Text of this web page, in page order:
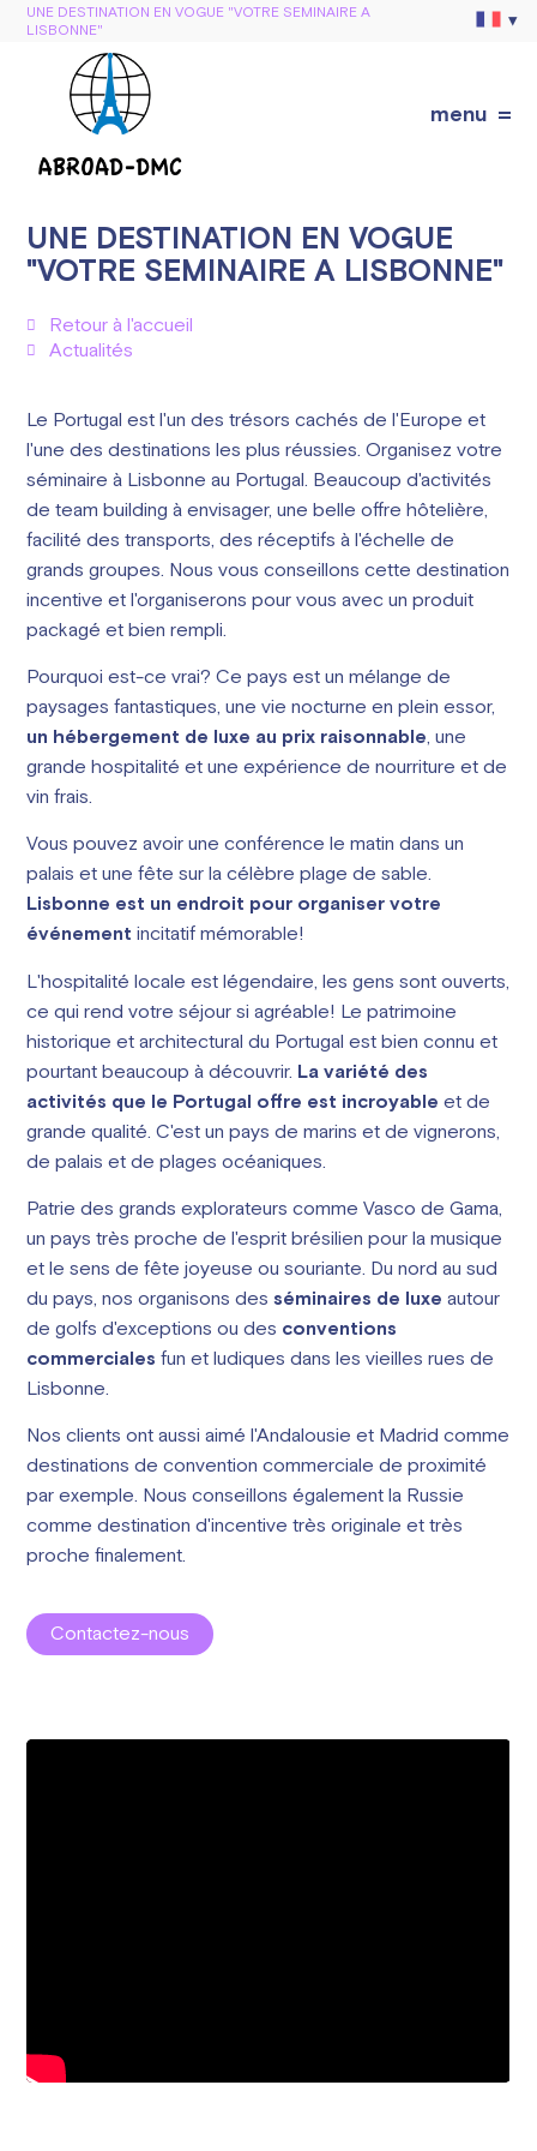
UNE DESTINATION EN VOGUE "VOTRE SEMINAIRE A
LISBONNE"
menu
UNE DESTINATION EN VOGUE
"VOTRE SEMINAIRE A LISBONNE"
Retour à l'accueil
Actualités
Le Portugal est l'un des trésors cachés de l'Europe et
l'une des destinations les plus réussies. Organisez votre
séminaire à Lisbonne au Portugal. Beaucoup d'activités
de team building à envisager, une belle offre hôtelière,
facilité des transports, des réceptifs à l'échelle de
grands groupes. Nous vous conseillons cette destination
incentive et l'organiserons pour vous avec un produit
packagé et bien rempli.
Pourquoi est-ce vrai? Ce pays est un mélange de
paysages fantastiques, une vie nocturne en plein essor,
un hébergement de luxe au prix raisonnable, une
grande hospitalité et une expérience de nourriture et de
vin frais.
Vous pouvez avoir une conférence le matin dans un
palais et une fête sur la célèbre plage de sable.
Lisbonne est un endroit pour organiser votre
événement incitatif mémorable!
L'hospitalité locale est légendaire, les gens sont ouverts,
ce qui rend votre séjour si agréable! Le patrimoine
historique et architectural du Portugal est bien connu et
pourtant beaucoup à découvrir. La variété des
activités que le Portugal offre est incroyable et de
grande qualité. C'est un pays de marins et de vignerons,
de palais et de plages océaniques.
Patrie des grands explorateurs comme Vasco de Gama,
un pays très proche de l'esprit brésilien pour la musique
et le sens de fête joyeuse ou souriante. Du nord au sud
du pays, nos organisons desséminaires de luxe autour
de golfs d'exceptions ou des conventions
commerciales fun et ludiques dans les vieilles rues de
Lisbonne.
Nos clients ont aussi aimé l'Andalousie et Madrid comme
destinations de convention commerciale de proximité
par exemple. Nous conseillons également la Russie
comme destination d'incentive très originale et très
proche finalement.
Contactez-nous